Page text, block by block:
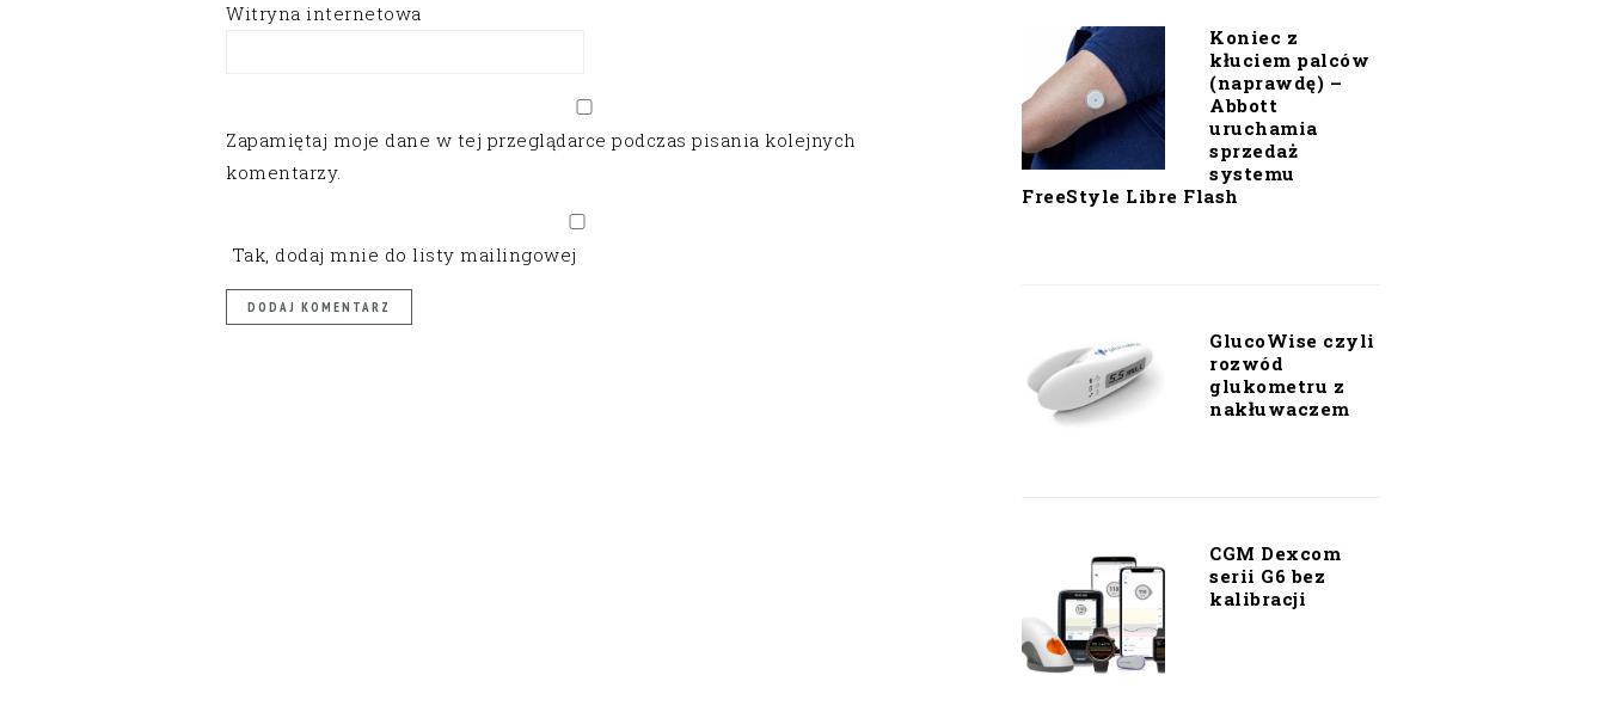
Witryna internetowa
Zapamiętaj moje dane w tej przeglądarce podczas pisania kolejnych
komentarzy.
Tak, dodaj mnie do listy mailingowej
Koniec z
kłuciem palców
(naprawdę) –
Abbott
uruchamia
sprzedaż
systemu
FreeStyle Libre Flash
GlucoWise czyli
rozwód
glukometru z
nakłuwaczem
CGM Dexcom
serii G6 bez
kalibracji